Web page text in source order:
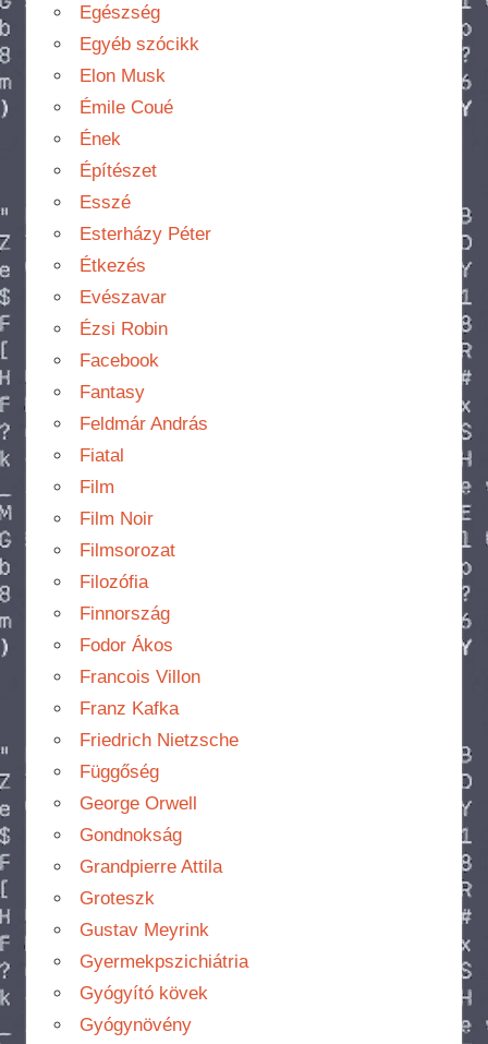
Egészség
Egyéb szócikk
Elon Musk
Émile Coué
Ének
Építészet
Esszé
Esterházy Péter
Étkezés
Evészavar
Ézsi Robin
Facebook
Fantasy
Feldmár András
Fiatal
Film
Film Noir
Filmsorozat
Filozófia
Finnország
Fodor Ákos
Francois Villon
Franz Kafka
Friedrich Nietzsche
Függőség
George Orwell
Gondnokság
Grandpierre Attila
Groteszk
Gustav Meyrink
Gyermekpszichiátria
Gyógyító kövek
Gyógynövény